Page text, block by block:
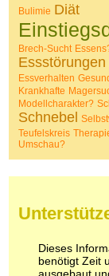
Koffein
Kokain
Lachgas
LSD
Marihuana
Meskalin
Methadon
Morphin
Nikotin
Pilze
Schlafmittel
Bulimie Diät
Brech-Sucht
Essstörungen
Essverhalten
Krankhafte
Modellcharakter?
Schnebel
Teufelskreis
Umschau?
Dieses
benötigt Zeit
ausgebaut